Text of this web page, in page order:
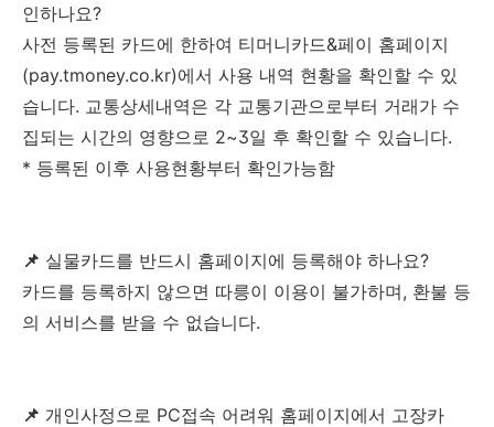
인하나요?
사전 등록된 카드에 한하여 티머니카드&페이 홈페이지
(pay.tmoney.co.kr)에서 사용 내역 현황을 확인할 수 있
습니다. 교통상세내역은 각 교통기관으로부터 거래가 수
집되는 시간의 영향으로 2~3일 후 확인할 수 있습니다.
* 등록된 이후 사용현황부터 확인가능함
📌 실물카드를 반드시 홈페이지에 등록해야 하나요?
카드를 등록하지 않으면 따릉이 이용이 불가하며, 환불 등
의 서비스를 받을 수 없습니다.
📌 개인사정으로 PC접속 어려워 홈페이지에서 고장카